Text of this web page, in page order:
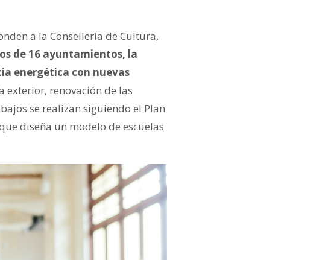
a la Consellería de Cultura,
de 16 ayuntamientos, la
energética con nuevas
exterior, renovación de las
se realizan siguiendo el Plan
diseña un modelo de escuelas